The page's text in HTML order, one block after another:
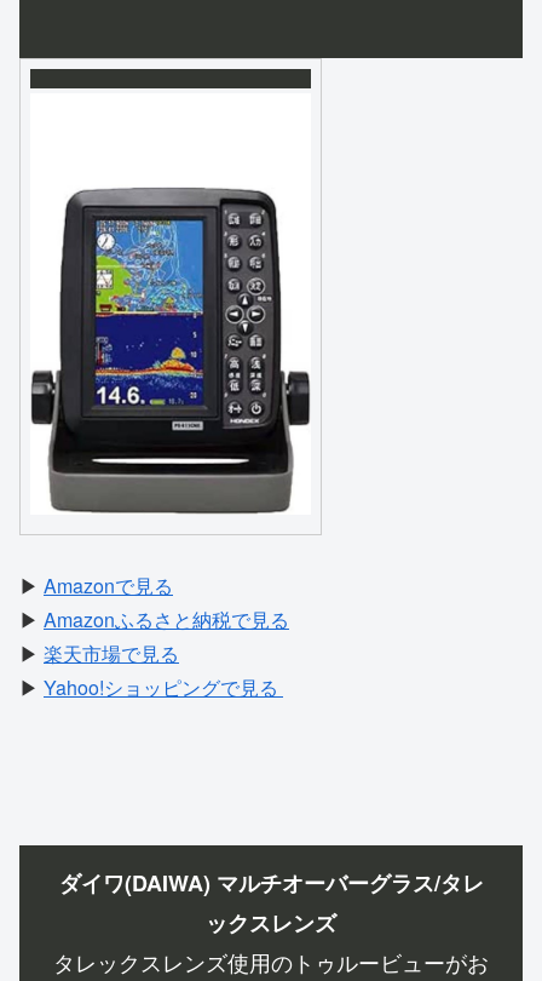
▶ Amazonで見る
▶ Amazonふるさと納税で見る
▶ 楽天市場で見る
▶ Yahoo!ショッピングで見る
ダイワ(DAIWA) マルチオーバーグラス/タレ
ックスレンズ
タレックスレンズ使用のトゥルービューがお